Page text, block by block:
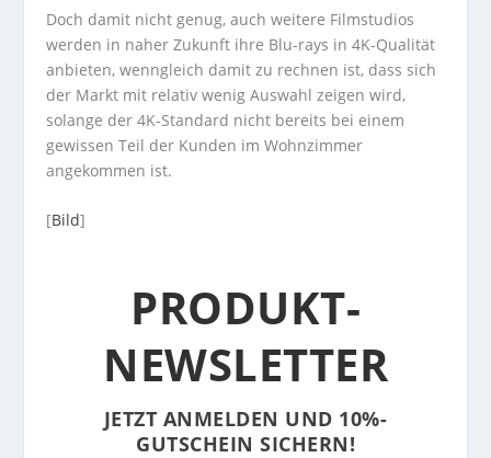
Doch damit nicht genug, auch weitere Filmstudios
werden in naher Zukunft ihre Blu-rays in 4K-Qualität
anbieten, wenngleich damit zu rechnen ist, dass sich
der Markt mit relativ wenig Auswahl zeigen wird,
solange der 4K-Standard nicht bereits bei einem
gewissen Teil der Kunden im Wohnzimmer
angekommen ist.
[Bild]
PRODUKT-
NEWSLETTER
JETZT ANMELDEN UND 10%-
GUTSCHEIN SICHERN!